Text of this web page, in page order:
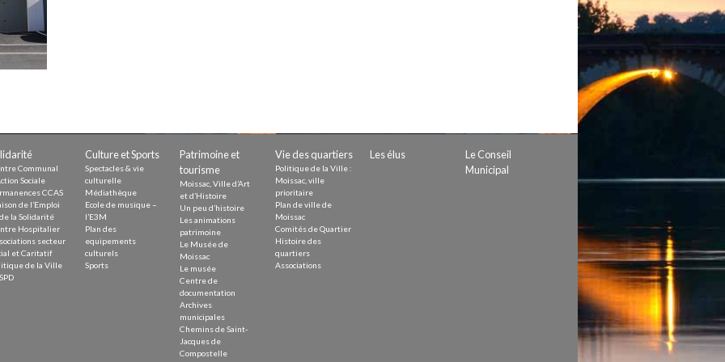
durable
Communal
Sociale
CCAS
de l’Emploi
la Solidarité
Hospitalier
secteur
et Caritatif
de la Ville
Culture et Sports
Spectacles & vie
culturelle
Médiathèque
Ecole de musique –
l’E3M
Plan des
equipements
culturels
Sports
Patrimoine et
tourisme
Moissac, Ville d’Art
et d’Histoire
Un peu d’histoire
Les animations
patrimoine
Le Musée de
Moissac
Le musée
Centre de
documentation
Archives
municipales
Chemins de Saint-
Jacques de
Compostelle
Vie des quartiers
Politique de la Ville :
Moissac, ville
prioritaire
Plan de ville de
Moissac
Comités de Quartier
Histoire des
quartiers
Associations
Les élus
Le Conseil
Municipal